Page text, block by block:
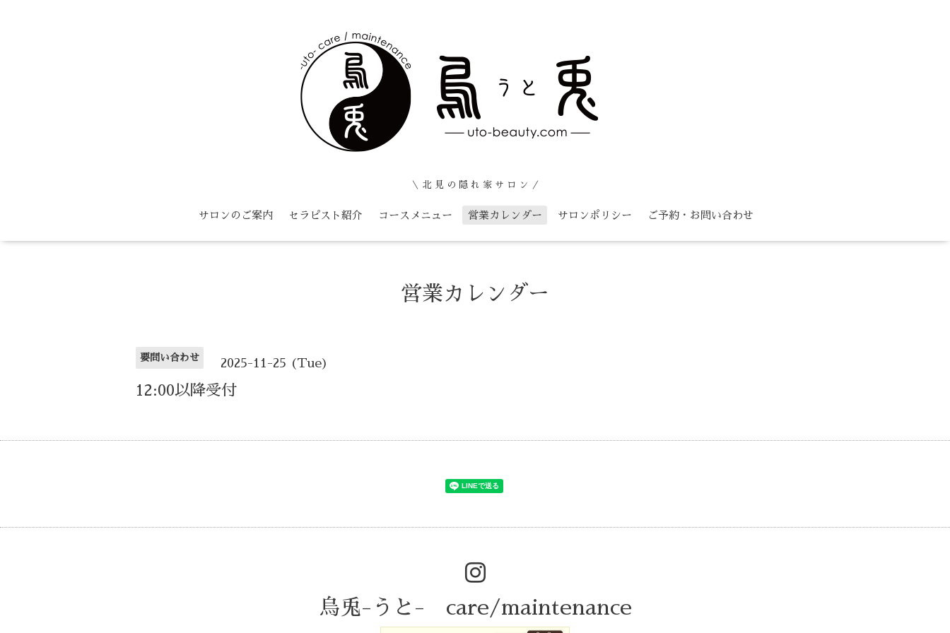
＼ 北 見 の 隠 れ 家 サ ロ ン ／
サロンのご案内 セラピスト紹介 コースメニュー 営業カレンダー サロンポリシー ご予約・お問い合わせ
営業カレンダー
要問い合わせ 2025-11-25 (Tue)
12:00以降受付
烏兎-うと- care/maintenance